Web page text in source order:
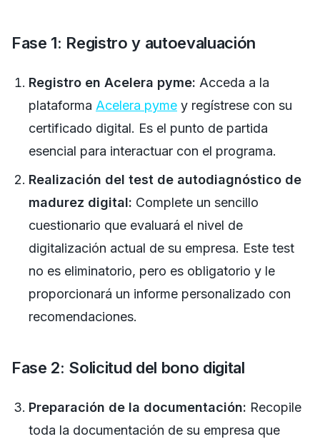
Fase 1: Registro y autoevaluación
Registro en Acelera pyme: Acceda a la
plataforma Acelera pyme y regístrese con su
certificado digital. Es el punto de partida
esencial para interactuar con el programa.
Realización del test de autodiagnóstico de
madurez digital: Complete un sencillo
cuestionario que evaluará el nivel de
digitalización actual de su empresa. Este test
no es eliminatorio, pero es obligatorio y le
proporcionará un informe personalizado con
recomendaciones.
Fase 2: Solicitud del bono digital
Preparación de la documentación: Recopile
toda la documentación de su empresa que